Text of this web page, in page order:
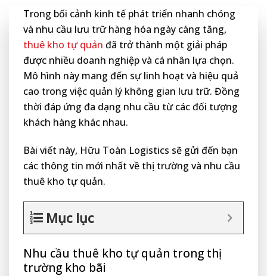
Trong bối cảnh kinh tế phát triển nhanh chóng
và nhu cầu lưu trữ hàng hóa ngày càng tăng,
thuê kho tự quản đã trở thành một giải pháp
được nhiều doanh nghiệp và cá nhân lựa chọn.
Mô hình này mang đến sự linh hoạt và hiệu quả
cao trong việc quản lý không gian lưu trữ. Đồng
thời đáp ứng đa dạng nhu cầu từ các đối tượng
khách hàng khác nhau.
Bài viết này, Hữu Toàn Logistics sẽ gửi đến bạn
các thông tin mới nhất về thị trường và nhu cầu
thuê kho tự quản.
Mục lục
Nhu cầu thuê kho tự quản trong thị
trường kho bãi